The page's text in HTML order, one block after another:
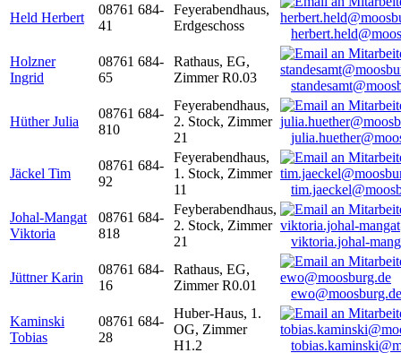
Held Herbert
08761 684-
41
Feyerabendhaus,
Erdgeschoss
Holzner
Ingrid
08761 684-
65
Rathaus, EG,
Zimmer R0.03
Hüther Julia
08761 684-
810
Feyerabendhaus,
2. Stock, Zimmer
21
Jäckel Tim
08761 684-
92
Feyerabendhaus,
1. Stock, Zimmer
11
Johal-Mangat
Viktoria
08761 684-
818
Feyberabendhaus,
2. Stock, Zimmer
21
viktoria.johal-
Jüttner Karin
08761 684-
16
Rathaus, EG,
Zimmer R0.01
ewo@moosburg.de
Kaminski
Tobias
08761 684-
28
Huber-Haus, 1.
OG, Zimmer
H1.2